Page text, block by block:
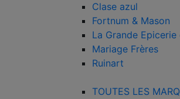
Clase azul
Fortnum & Mason
La Grande Epicerie
Mariage Frères
Ruinart
TOUTES LES